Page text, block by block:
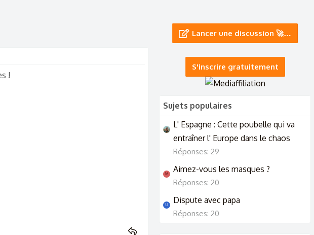
!
Lancer une discussion 🚀…
S'inscrire gratuitement
Sujets populaires
L' Espagne : Cette poubelle qui va
entraîner l' Europe dans le chaos
Réponses: 29
M Aimez-vous les masques ?
Réponses: 20
U Dispute avec papa
Réponses: 20